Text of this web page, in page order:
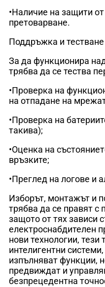
•Наличие на защити
претоварване.
Поддръжка и тестване
За да функционира
трябва да се тества
•Проверка на
на отпадане на
•Проверка на
такива);
•Оценка на
връзките;
•Преглед на логове и
Изборът, монтажът и
трябва да се правят с
защото от тях зависи
електроснабдителен
нови технологии,
интелигентни
изпълняват функции,
предвиждат и
безпрецедентна